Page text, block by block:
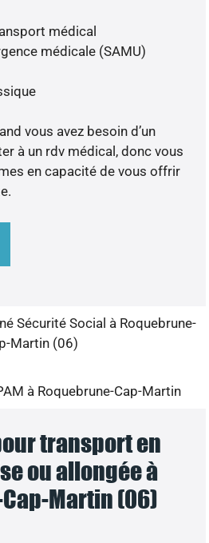
médical
médicale (SAMU)
vous avez besoin d’un
à un rdv médical, donc vous
en capacité de vous offrir
transport en
ou allongée à
Martin (06)